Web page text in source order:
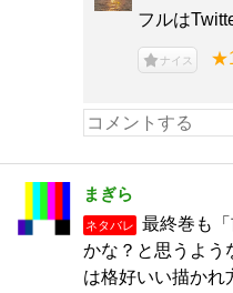
フルは
ナイス
まぎら
ネタバレ
最終巻も
かな？と思うよう
は格好いい描かれ